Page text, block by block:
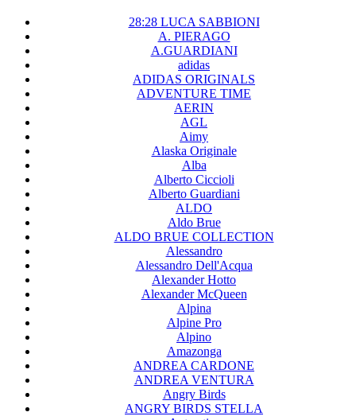
28:28 LUCA SABBIONI
A. PIERAGO
A.GUARDIANI
adidas
ADIDAS ORIGINALS
ADVENTURE TIME
AERIN
AGL
Aimy
Alaska Originale
Alba
Alberto Ciccioli
Alberto Guardiani
ALDO
Aldo Brue
ALDO BRUE COLLECTION
Alessandro
Alessandro Dell'Acqua
Alexander Hotto
Alexander McQueen
Alpina
Alpine Pro
Alpino
Amazonga
ANDREA CARDONE
ANDREA VENTURA
Angry Birds
ANGRY BIRDS STELLA